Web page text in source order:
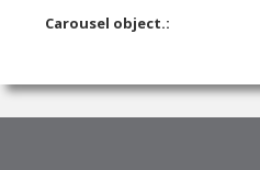
Carousel object.: